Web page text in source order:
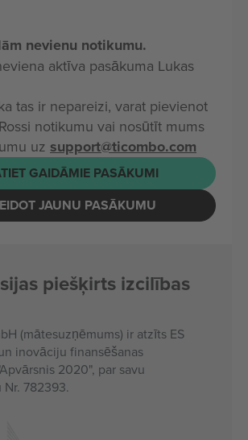
nevienu notikumu.
aktīva pasākuma Lukas
tas ir nepareizi, varat pievienot
notikumu vai nosūtīt mums
uz support@ticombo.com
GAIDĀMIE PASĀKUMI
JAUNU PASĀKUMU
piešķirts izcilības
(mātesuzņēmums) ir atzīts ES
inovāciju finansēšanas
2020", par savu
782393.